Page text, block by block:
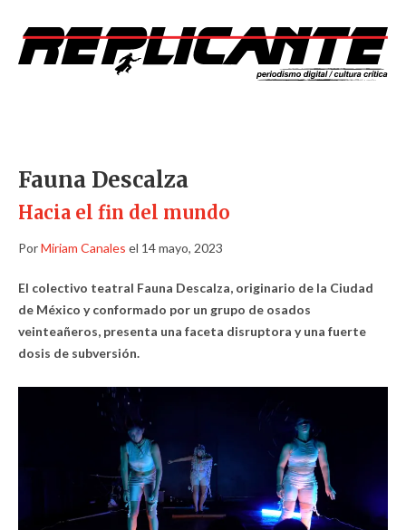
Fauna Descalza
Hacia el fin del mundo
PorMiriam Canales el 14 mayo, 2023
El colectivo teatral Fauna Descalza, originario de la Ciudad
de México y conformado por un grupo de osados
veinteañeros, presenta una faceta disruptora y una fuerte
dosis de subversión.